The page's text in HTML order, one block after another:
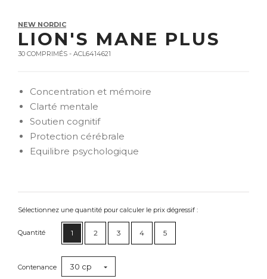
NEW NORDIC
LION'S MANE PLUS
30 COMPRIMÉS - ACL6414621
Concentration et mémoire
Clarté mentale
Soutien cognitif
Protection cérébrale
Equilibre psychologique
Sélectionnez une quantité pour calculer le prix dégressif :
Quantité 1 2 3 4 5
Contenance 30 cp